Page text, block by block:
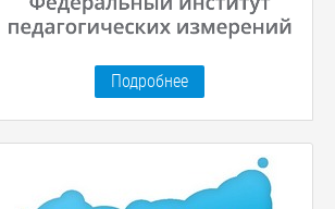
Подробнее